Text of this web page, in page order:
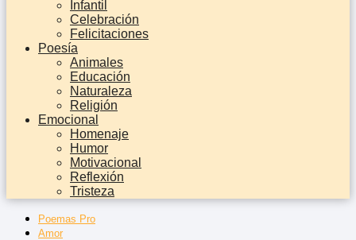
Infantil
Celebración
Felicitaciones
Poesía
Animales
Educación
Naturaleza
Religión
Emocional
Homenaje
Humor
Motivacional
Reflexión
Tristeza
Poemas Pro
Amor